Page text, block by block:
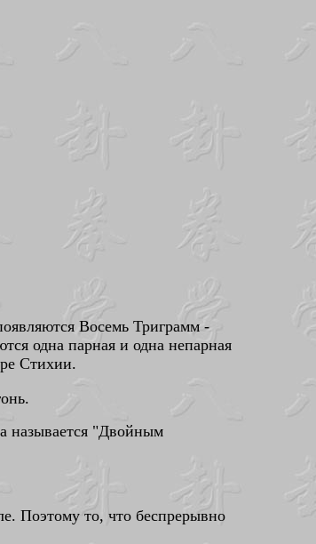
Восемь Триграмм -
одна парная и одна непарная
Стихии.
называется "Двойным
Поэтому то, что беспрерывно